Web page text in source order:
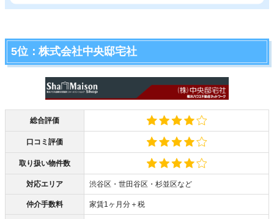
5位：株式会社中央邸宅社
総合評価
口コミ評価
取り扱い物件数
対応エリア 渋谷区・世田谷区・杉並区など
仲介手数料 家賃1ヶ月分＋税